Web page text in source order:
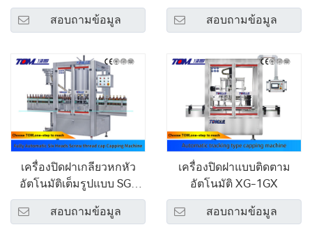
สอบถามข้อมูล สอบถามข้อมูล
เครื่องปิดฝาเกลียวหกหัว
อัตโนมัติเต็มรูปแบบ SG-
6A/8A
สอบถามข้อมูล
เครื่องปิดฝาแบบติดตาม
อัตโนมัติ XG-1GX
สอบถามข้อมูล